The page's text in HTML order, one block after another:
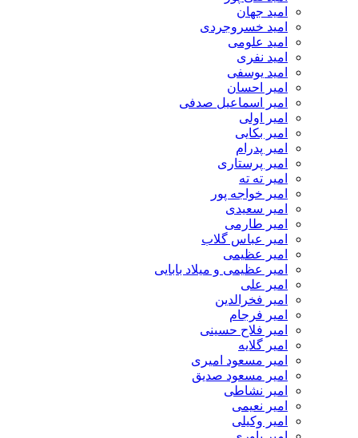
امید جهان
امید خسروجردی
امید علومی
امید نفری
امید یوسفی
امیر احسان
امیر اسماعیل صدفی
امیر اولی
امیر بکایی
امیر پدرام
امیر پرستاری
امیر ته ته
امیر خواجه پور
امیر سعیدی
امیر طارمی
امیر عباس گلاب
امیر عظیمی
امیر عظیمی و میلاد بابایی
امیر علی
امیر فخرالدین
امیر فرجام
امیر فلاح حسینی
امیر گلایه
امیر مسعود امیری
امیر مسعود صدیق
امیر نشاطی
امیر نعیمی
امیر وکیلی